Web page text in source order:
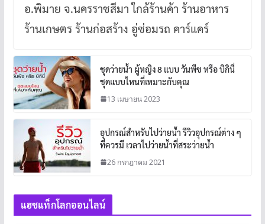
อ.พิมาย จ.นครราชสีมา ใกล้ร้านค้า ร้านอาหาร
ร้านเกษตร ร้านก่อสร้าง อู่ซ่อมรถ คาร์แคร์
ชุดว่ายน้ำ ผู้หญิง 8 แบบ วันพีช หรือ บิกินี่
ชุดแบบไหนที่เหมาะกับคุณ
13 เมษายน 2023
อุปกรณ์สำหรับไปว่ายน้ำ รีวิวอุปกรณ์ต่าง ๆ
ที่ควรมี เวลาไปว่ายน้ำที่สระว่ายน้ำ
26 กรกฎาคม 2021
แฮชแท็กโลกออนไลน์